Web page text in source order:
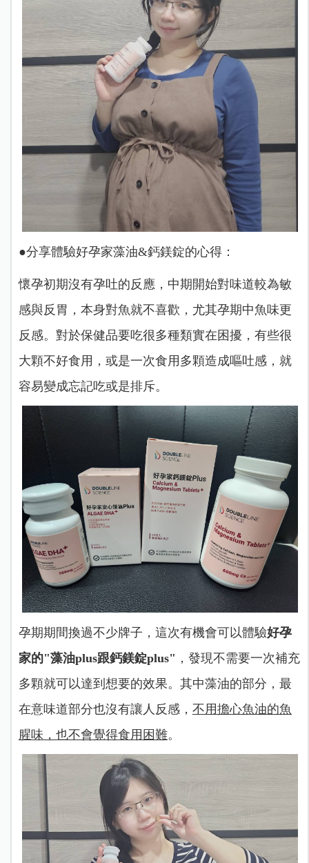
●分享體驗好孕家藻油&鈣鎂錠的心得：
懷孕初期沒有孕吐的反應，中期開始對味道較為敏
感與反胃，本身對魚就不喜歡，尤其孕期中魚味更
反感。對於保健品要吃很多種類實在困擾，有些很
大顆不好食用，或是一次食用多顆造成嘔吐感，就
容易變成忘記吃或是排斥。
孕期期間換過不少牌子，這次有機會可以體驗好孕
家的"藻油plus跟鈣鎂錠plus" ，發現不需要一次補充
多顆就可以達到想要的效果。其中藻油的部分，最
在意味道部分也沒有讓人反感， 不用擔心魚油的魚
腥味，也不會覺得食用困難。